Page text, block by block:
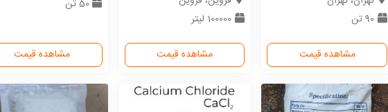
90 تن
مشاهده قیمت
100000 لیتر
مشاهده قیمت
50 تن
مشاهده قیمت